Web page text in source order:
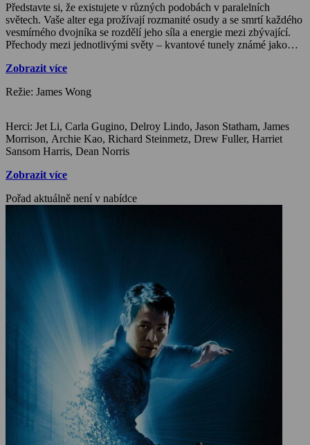
Představte si, že existujete v různých podobách v paralelních
světech. Vaše alter ega prožívají rozmanité osudy a se smrtí každého
vesmírného dvojníka se rozdělí jeho síla a energie mezi zbývající.
Přechody mezi jednotlivými světy – kvantové tunely známé jako
agent Yulaw, už zničil v paralelních světech 123 svých
uznávaný veterán losangeleského policejního oddělení Gabe. Jeho
neporazitelným jedinečným. Křehká rovnováha vesmíru je
ohrožena, osudová bitva mezi dobrem a zlem vrcholí.
Zobrazit více
Režie: James Wong
Herci: Jet Li, Carla Gugino, Delroy Lindo, Jason Statham, James
Morrison, Archie Kao, Richard Steinmetz, Drew Fuller, Harriet
Sansom Harris, Dean Norris
Zobrazit více
Pořad aktuálně není v nabídce